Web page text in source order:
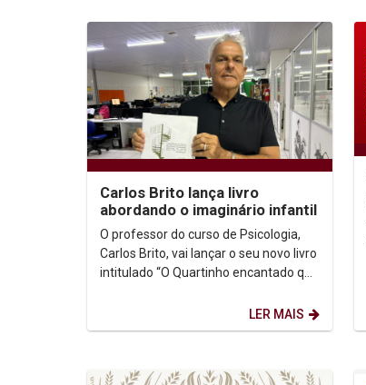
Carlos Brito lança livro
abordando o imaginário infantil
O professor do curso de Psicologia,
Carlos Brito, vai lançar o seu novo livro
intitulado “O Quartinho encantado que
LER MAIS